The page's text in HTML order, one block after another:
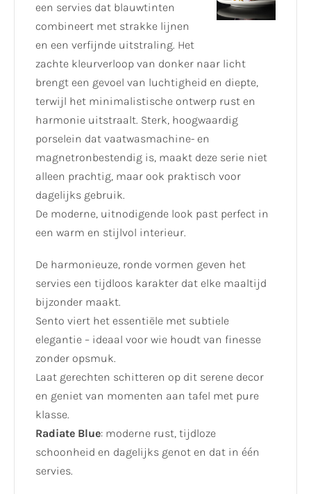
een servies dat blauwtinten
combineert met strakke lijnen
en een verfijnde uitstraling. Het
zachte kleurverloop van donker naar licht
brengt een gevoel van luchtigheid en diepte,
terwijl het minimalistische ontwerp rust en
harmonie uitstraalt. Sterk, hoogwaardig
porselein dat vaatwasmachine- en
magnetronbestendig is, maakt deze serie niet
alleen prachtig, maar ook praktisch voor
dagelijks gebruik.
De moderne, uitnodigende look past perfect in
een warm en stijlvol interieur.
De harmonieuze, ronde vormen geven het
servies een tijdloos karakter dat elke maaltijd
bijzonder maakt.
Sento viert het essentiële met subtiele
elegantie – ideaal voor wie houdt van finesse
zonder opsmuk.
Laat gerechten schitteren op dit serene decor
en geniet van momenten aan tafel met pure
klasse.
Radiate Blue: moderne rust, tijdloze
schoonheid en dagelijks genot en dat in één
servies.